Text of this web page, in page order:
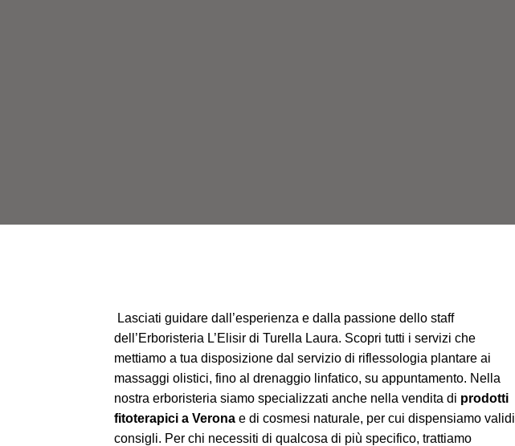
Lasciati guidare dall’esperienza e dalla passione dello staff
dell’Erboristeria L’Elisir di Turella Laura. Scopri tutti i servizi che
mettiamo a tua disposizione dal servizio di riflessologia plantare ai
massaggi olistici, fino al drenaggio linfatico, su appuntamento. Nella
nostra erboristeria siamo specializzati anche nella vendita di prodotti
fitoterapici a Verona e di cosmesi naturale, per cui dispensiamo validi
consigli. Per chi necessiti di qualcosa di più specifico, trattiamo